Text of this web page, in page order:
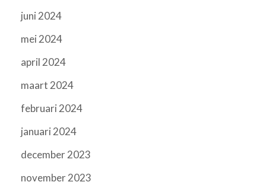
juni 2024
mei 2024
april 2024
maart 2024
februari 2024
januari 2024
december 2023
november 2023